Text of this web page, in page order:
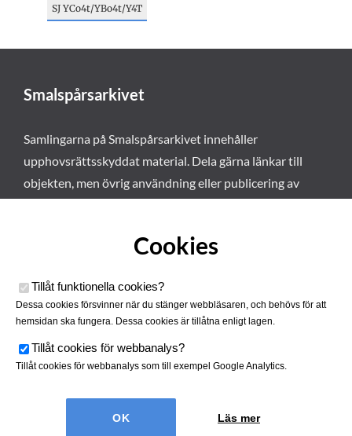
SJ YCo4t/YBo4t/Y4T
Smalspårsarkivet
Samlingarna på Smalspårsarkivet innehåller
upphovsrättsskyddat material. Dela gärna länkar till
objekten, men övrig användning eller publicering av
Smalspårsarkivet drivs av
Tjustbygdens Järnvägsförening
Cookies
Tillåt funktionella cookies?
Dessa cookies försvinner när du stänger webbläsaren, och behövs för att
hemsidan ska fungera. Dessa cookies är tillåtna enligt lagen.
Tillåt cookies för webbanalys?
Tillåt cookies för webbanalys som till exempel Google Analytics.
Läs mer